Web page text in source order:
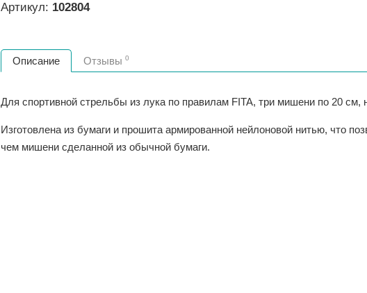
Артикул: 102804
Описание Отзывы 0
Для спортивной стрельбы из лука по правилам FITA, три мишени по 20 см,
Изготовлена из бумаги и прошита армированной нейлоновой нитью, что
чем мишени сделанной из обычной бумаги.